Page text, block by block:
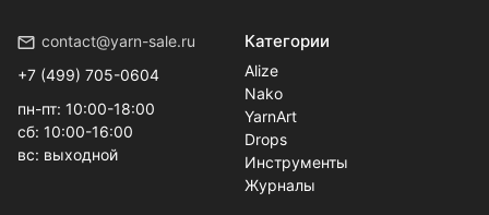
contact@yarn-sale.ru
+7 (499) 705-0604
пн-пт: 10:00-18:00
сб: 10:00-16:00
вс: выходной
Категории
Alize
Nako
YarnArt
Drops
Инструменты
Журналы